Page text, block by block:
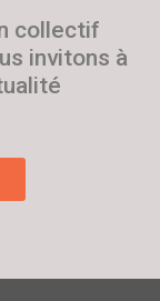
collectif
invitons à